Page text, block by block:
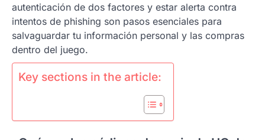
autenticación de dos factores y estar alerta contra
intentos de phishing son pasos esenciales para
salvaguardar tu información personal y las compras
dentro del juego.
Key sections in the article: